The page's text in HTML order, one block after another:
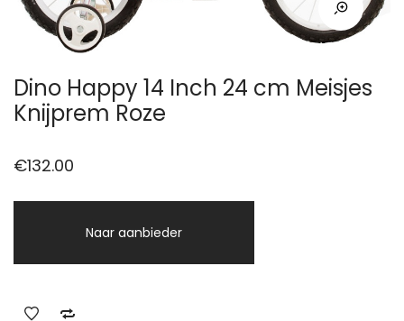
Dino Happy 14 Inch 24 cm Meisjes
Knijprem Roze
€132.00
Naar aanbieder